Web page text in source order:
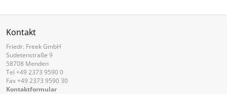
Kontakt
Friedr. Freek GmbH
Sudetenstraße 9
58708 Menden
Tel +49 2373 9590 0
Fax +49 2373 9590 30
Kontaktformular